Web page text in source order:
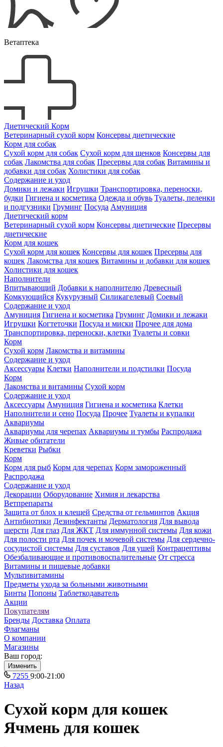
Ветаптека
Диетический Корм
Ветеринарный сухой корм Консервы диетические
Корм для собак
Сухой корм для собак Сухой корм для щенков Консервы для
собак Лакомства для собак Пресервы для собак Витамины и
добавки для собак Холистики для собак
Содержание и уход
Домики и лежаки Игрушки Транспортировка, переноски,
будки Гигиена и косметика Одежда и обувь Туалеты, пеленки
и подгузники Груминг Посуда Амуниция
Диетический корм
Ветеринарный сухой корм Консервы диетические Пресервы
диетические
Корм для кошек
Сухой корм для кошек Консервы для кошек Пресервы для
кошек Лакомства для кошек Витамины и добавки для кошек
Холистики для кошек
Наполнители
Впитывающий Добавки к наполнителю Древесный
Комкующийся Кукурузный Силикагелевый Соевый
Содержание и уход
Амуниция Гигиена и косметика Груминг Домики и лежаки
Игрушки Когтеточки Посуда и миски Прочее для дома
Транспортировка, переноски, клетки Туалеты и совки
Корм
Сухой корм Лакомства и витамины
Содержание и уход
Аксессуары Клетки Наполнители и подстилки Посуда
Корм
Лакомства и витамины Сухой корм
Содержание и уход
Аксессуары Амуниция Гигиена и косметика Клетки
Наполнители и сено Посуда Прочее Туалеты и купалки
Аквариумы
Аквариумы для черепах Аквариумы и тумбы Распродажа
Живые обитатели
Креветки Рыбки
Корм
Корм для рыб Корм для черепах Корм замороженный
Распродажа
Содержание и уход
Декорации Оборудование Химия и лекарства
Ветпрепараты
Защита от блох и клещей Средства от гельминтов Акция
Антибиотики Дезинфектанты Дерматология Для вывода
шерсти Для глаз Для ЖКТ Для иммунной системы Для кожи
Для полости рта Для почек и мочевой системы Для сердечно-
сосудистой системы Для суставов Для ушей Контрацептивы
Обезбаливающие и противовоспалительные От стресса
Витамины и пищевые добавки
Мультивитамины
Предметы ухода за больными животными
Бинты Попоны Таблеткодаватель
Акции
Покупателям
Бренды Доставка Оплата
Флагманы
О компании
Магазины
Ваш город:
Изменить
7255 9:00-21:00
Назад
Сухой корм для кошек
Ячмень для кошек